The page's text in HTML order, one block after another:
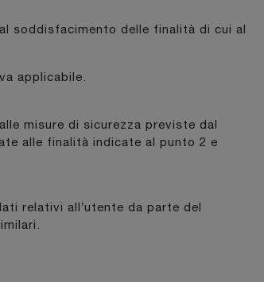
soddisfacimento delle finalità di cui al
applicabile.
misure di sicurezza previste dal
alle finalità indicate al punto 2 e
relativi all’utente da parte del